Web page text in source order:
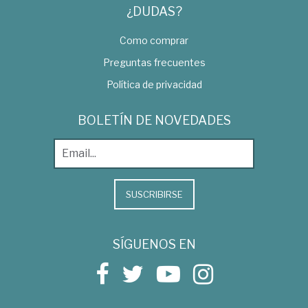
¿DUDAS?
Como comprar
Preguntas frecuentes
Política de privacidad
BOLETÍN DE NOVEDADES
SUSCRIBIRSE
SÍGUENOS EN